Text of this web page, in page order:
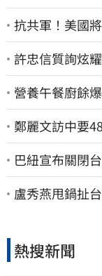
抗共軍！美國
許忠信質詢炫
營養午餐廚餘
鄭麗文訪中要
巴紐宣布關閉
作
盧秀燕甩鍋扯
熱搜新聞